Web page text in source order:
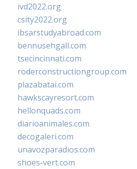
ivd2022.org
csity2022.org
ibsarstudyabroad.com
bennusehgall.com
tsecincinnati.com
roderconstructiongroup.com
plazabatai.com
hawkscayresort.com
hellonquads.com
diarioanimales.com
decogaleri.com
unavozparadios.com
shoes-vert.com